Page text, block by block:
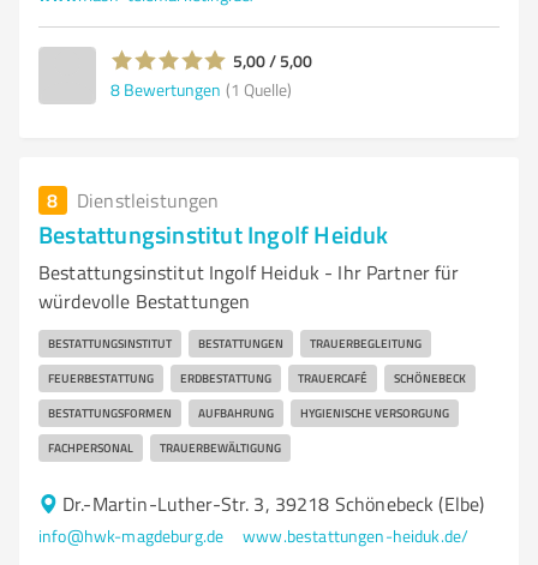
5,00 / 5,00
8 Bewertungen (1 Quelle)
8 Dienstleistungen
Bestattungsinstitut Ingolf Heiduk
Bestattungsinstitut Ingolf Heiduk - Ihr Partner für
würdevolle Bestattungen
BESTATTUNGSINSTITUT BESTATTUNGEN TRAUERBEGLEITUNG
FEUERBESTATTUNG ERDBESTATTUNG TRAUERCAFÉ SCHÖNEBECK
BESTATTUNGSFORMEN AUFBAHRUNG HYGIENISCHE VERSORGUNG
FACHPERSONAL TRAUERBEWÄLTIGUNG
Dr.-Martin-Luther-Str. 3, 39218 Schönebeck (Elbe)
info@hwk-magdeburg.de www.bestattungen-heiduk.de/